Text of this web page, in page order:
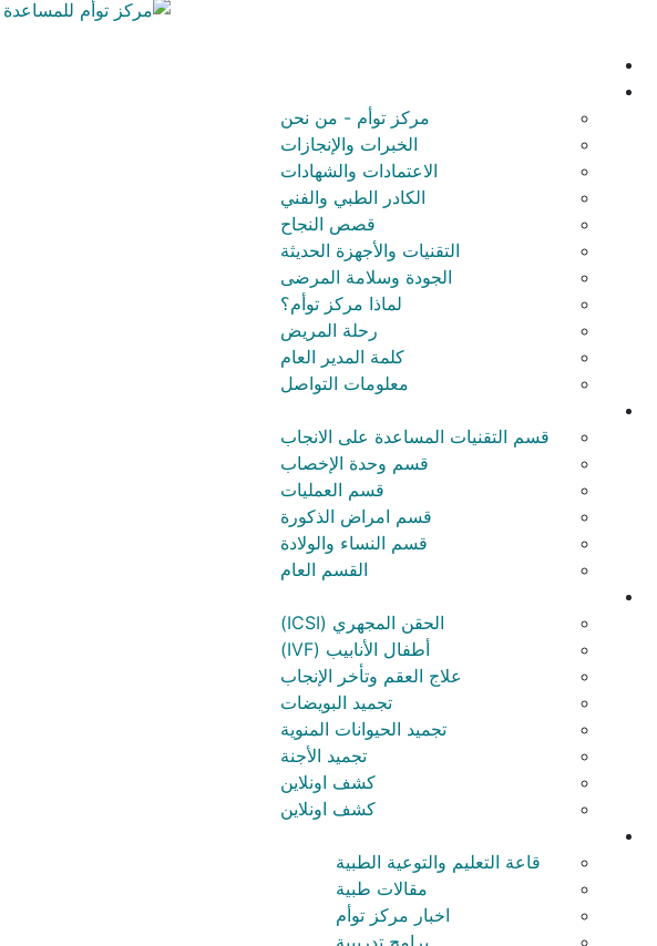
مركز توأم - من نحن
الخبرات والإنجازات
الاعتمادات والشهادات
الكادر الطبي والفني
قصص النجاح
التقنيات والأجهزة الحديثة
الجودة وسلامة المرضى
لماذا مركز توأم؟
رحلة المريض
كلمة المدير العام
معلومات التواصل
قسم التقنيات المساعدة على الانجاب
قسم وحدة الإخصاب
قسم العمليات
قسم امراض الذكورة
قسم النساء والولادة
القسم العام
الحقن المجهري (ICSI)
أطفال الأنابيب (IVF)
علاج العقم وتأخر الإنجاب
تجميد البويضات
تجميد الحيوانات المنوية
تجميد الأجنة
كشف اونلاين
كشف اونلاين
قاعة التعليم والتوعية الطبية
مقالات طبية
اخبار مركز توأم